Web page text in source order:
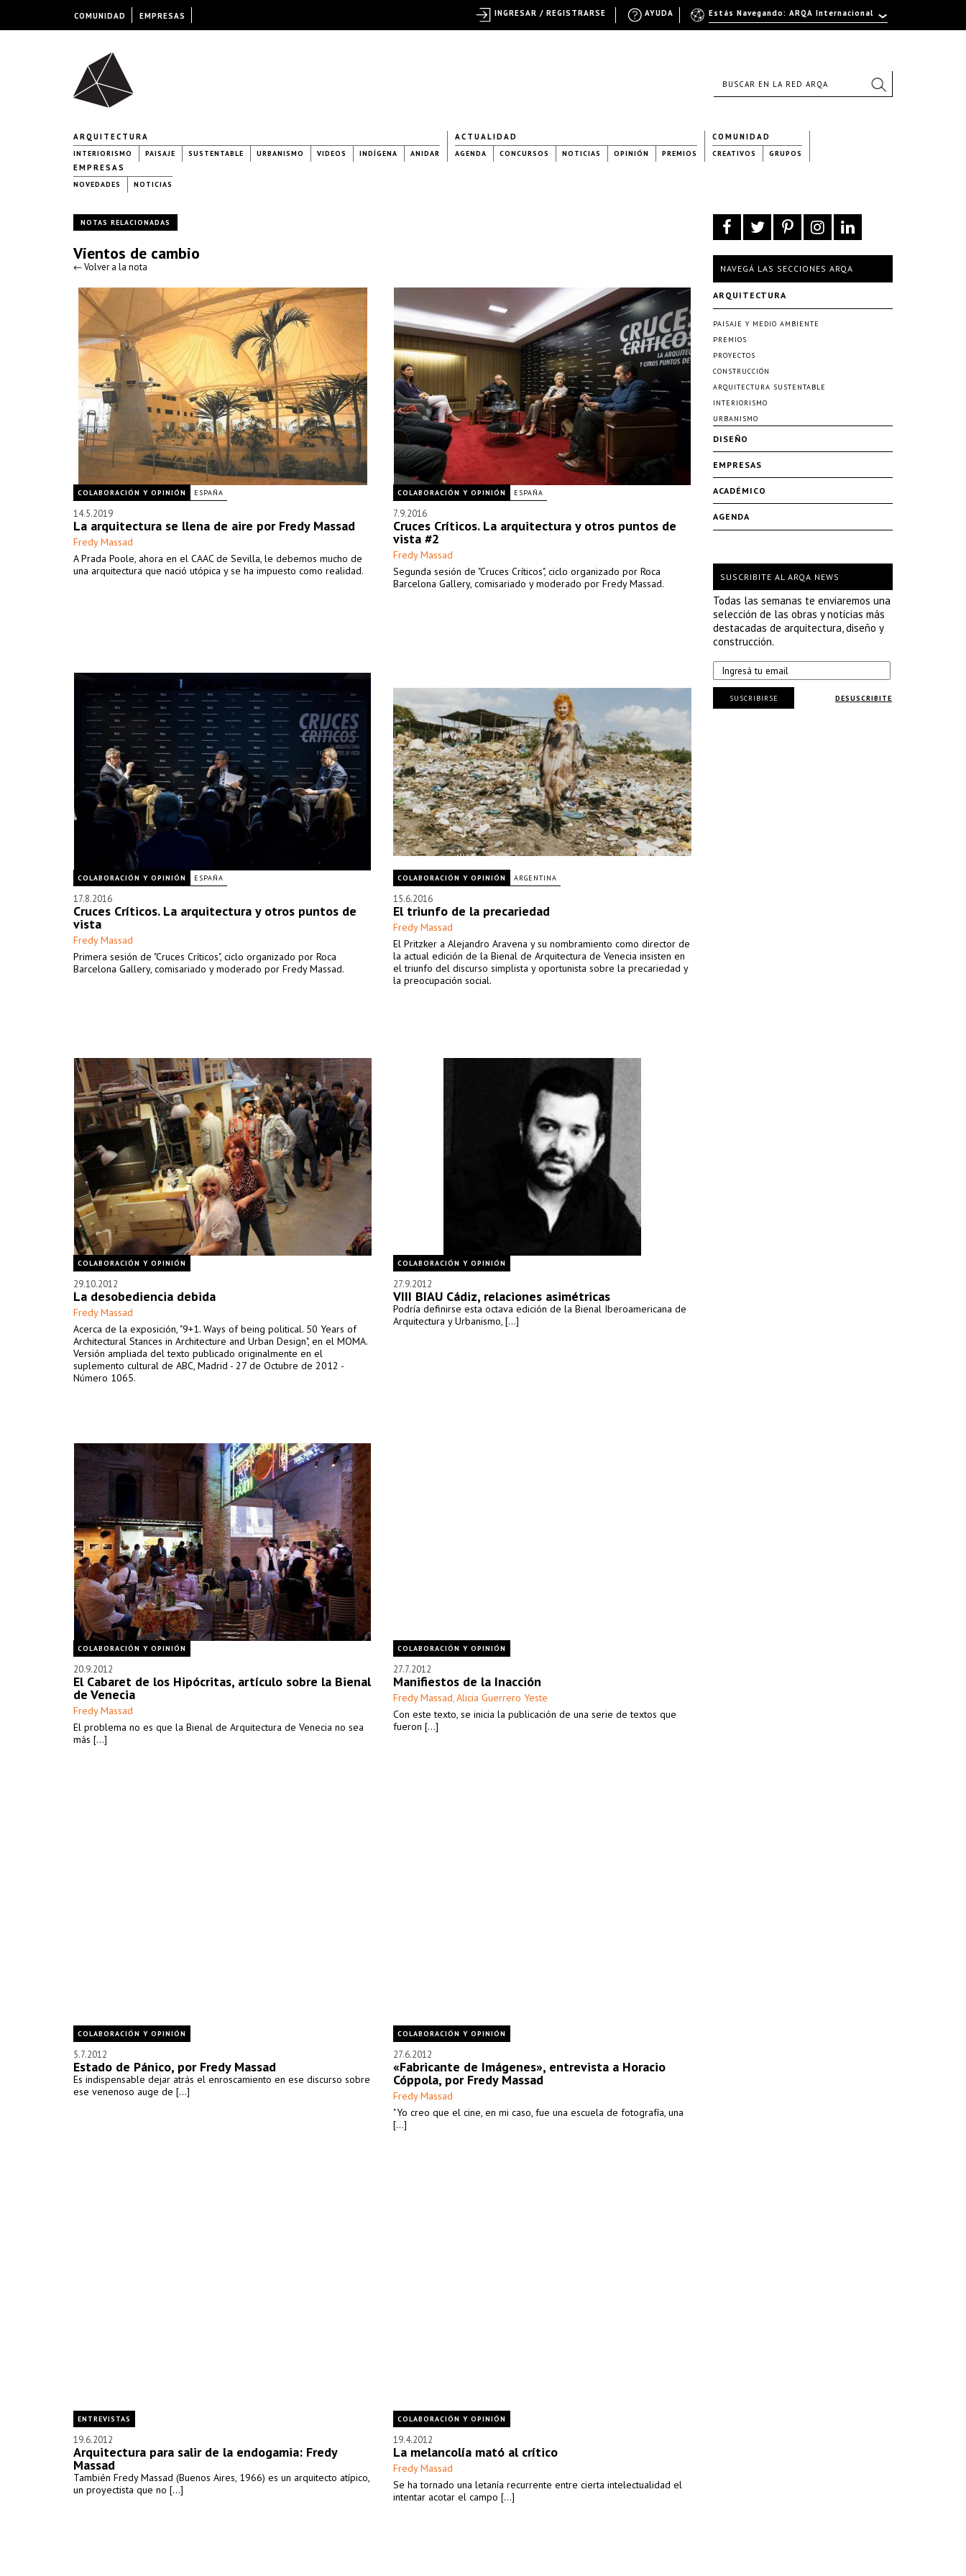
ARQUITECTURA
INTERIORISMO PAISAJE SUSTENTABLE URBANISMO VIDEOS INDÍGENA ANIDAR
ACTUALIDAD
AGENDA CONCURSOS NOTICIAS OPINIÓN PREMIOS
COMUNIDAD
CREATIVOS GRUPOS
EMPRESAS
NOVEDADES NOTICIAS
NOTAS RELACIONADAS
Vientos de cambio
← Volver a la nota
COLABORACIÓN Y OPINIÓN ESPAÑA
14.5.2019
La arquitectura se llena de aire por Fredy Massad
Fredy Massad
A Prada Poole, ahora en el CAAC de Sevilla, le debemos mucho de
una arquitectura que nació utópica y se ha impuesto como realidad.
COLABORACIÓN Y OPINIÓN ESPAÑA
7.9.2016
Cruces Críticos. La arquitectura y otros puntos de
vista #2
Fredy Massad
Segunda sesión de "Cruces Críticos", ciclo organizado por Roca
Barcelona Gallery, comisariado y moderado por Fredy Massad.
COLABORACIÓN Y OPINIÓN ESPAÑA
17.8.2016
Cruces Críticos. La arquitectura y otros puntos de
vista
Fredy Massad
Primera sesión de "Cruces Críticos", ciclo organizado por Roca
Barcelona Gallery, comisariado y moderado por Fredy Massad.
COLABORACIÓN Y OPINIÓN ARGENTINA
15.6.2016
El triunfo de la precariedad
Fredy Massad
El Pritzker a Alejandro Aravena y su nombramiento como director de
la actual edición de la Bienal de Arquitectura de Venecia insisten en
el triunfo del discurso simplista y oportunista sobre la precariedad y
la preocupación social.
COLABORACIÓN Y OPINIÓN
29.10.2012
La desobediencia debida
Fredy Massad
Acerca de la exposición, "9+1. Ways of being political. 50 Years of
Architectural Stances in Architecture and Urban Design", en el MOMA.
Versión ampliada del texto publicado originalmente en el
suplemento cultural de ABC, Madrid - 27 de Octubre de 2012 -
Número 1065.
COLABORACIÓN Y OPINIÓN
27.9.2012
VIII BIAU Cádiz, relaciones asimétricas
Podría definirse esta octava edición de la Bienal Iberoamericana de
Arquitectura y Urbanismo, [...]
COLABORACIÓN Y OPINIÓN
20.9.2012
El Cabaret de los Hipócritas, artículo sobre la Bienal
de Venecia
Fredy Massad
El problema no es que la Bienal de Arquitectura de Venecia no sea
más [...]
COLABORACIÓN Y OPINIÓN
27.7.2012
Manifiestos de la Inacción
Fredy Massad, Alicia Guerrero Yeste
Con este texto, se inicia la publicación de una serie de textos que
fueron [...]
COLABORACIÓN Y OPINIÓN
5.7.2012
Estado de Pánico, por Fredy Massad
Es indispensable dejar atrás el enroscamiento en ese discurso sobre
ese venenoso auge de [...]
COLABORACIÓN Y OPINIÓN
27.6.2012
«Fabricante de Imágenes», entrevista a Horacio
Cóppola, por Fredy Massad
Fredy Massad
"Yo creo que el cine, en mi caso, fue una escuela de fotografía, una
[...]
ENTREVISTAS
19.6.2012
Arquitectura para salir de la endogamia: Fredy
Massad
También Fredy Massad (Buenos Aires, 1966) es un arquitecto atípico,
un proyectista que no [...]
COLABORACIÓN Y OPINIÓN
19.4.2012
La melancolía mató al crítico
Fredy Massad
Se ha tornado una letanía recurrente entre cierta intelectualidad el
intentar acotar el campo [...]
NAVEGÁ LAS SECCIONES ARQA
ARQUITECTURA
PAISAJE Y MEDIO AMBIENTE
PREMIOS
PROYECTOS
CONSTRUCCIÓN
ARQUITECTURA SUSTENTABLE
INTERIORISMO
URBANISMO
DISEÑO
EMPRESAS
ACADÉMICO
AGENDA
SUSCRIBITE AL ARQA NEWS
Todas las semanas te enviaremos una
selección de las obras y noticias más
destacadas de arquitectura, diseño y
construcción.
DESUSCRIBITE
SUSCRIBIRSE
COMUNIDAD EMPRESAS Estás Navegando: ARQA Internacional
AYUDA
INGRESAR / REGISTRARSE